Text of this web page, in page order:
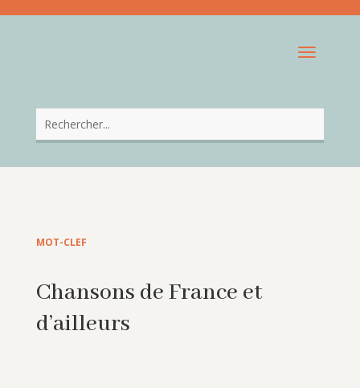
MOT-CLEF
Chansons de France et
d’ailleurs